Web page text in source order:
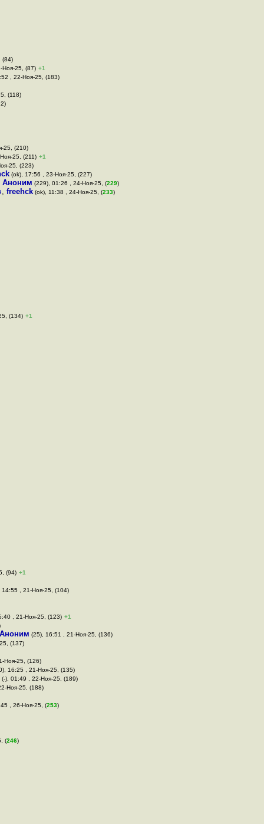
(84)
Ноя-25, (87) +1
, 22-Ноя-25, (183)
(118)
25, (210)
25, (211) +1
25, (223)
(ok), 17:56 , 23-Ноя-25, (227)
Аноним (229), 01:26 , 24-Ноя-25, (229)
, freehck (ok), 11:38 , 24-Ноя-25, (233)
(134) +1
(94) +1
14:55 , 21-Ноя-25, (104)
, 21-Ноя-25, (123) +1
Аноним (25), 16:51 , 21-Ноя-25, (136)
(137)
Ноя-25, (126)
16:25 , 21-Ноя-25, (135)
(-), 01:49 , 22-Ноя-25, (189)
Ноя-25, (188)
, 26-Ноя-25, (253)
(246)